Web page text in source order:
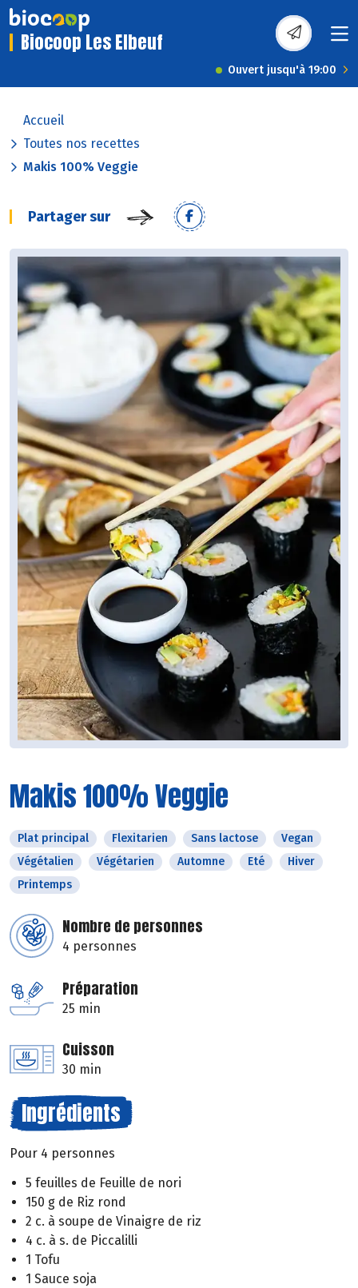
Biocoop Les Elbeuf
Ouvert jusqu'à 19:00
Accueil
Toutes nos recettes
Makis 100% Veggie
Partager sur
Makis 100% Veggie
Plat principal Flexitarien Sans lactose
Vegan
Végétalien
Végétarien Automne Eté
Hiver
Printemps
Nombre de personnes
4 personnes
Préparation
25 min
Cuisson
30 min
Ingrédients
Pour 4 personnes
5 feuilles de Feuille de nori
150 g de Riz rond
2 c. à soupe de Vinaigre de riz
4 c. à s. de Piccalilli
1 Tofu
1 Sauce soja